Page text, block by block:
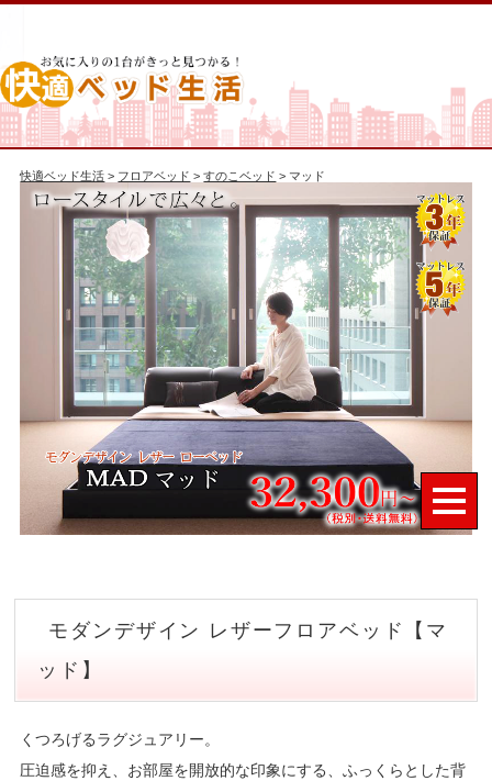
快適ベッド生活 > フロアベッド >すのこベッド > マッド
モダンデザイン レザーフロアベッド【マ
ッド】
くつろげるラグジュアリー。
圧迫感を抑え、お部屋を開放的な印象にする、ふっくらとした背